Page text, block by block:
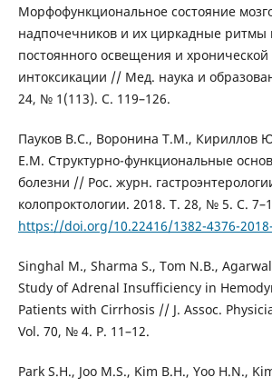
Морфофункциональное состояние
надпочечников и их циркадные ритмы
постоянного освещения и хронической
интоксикации // Мед. наука и
24, № 1(113). С. 119–126.
Пауков В.С., Воронина Т.М., Кириллов
Е.М. Структурно-функциональные
болезни // Рос. журн.
колопроктологии. 2018. Т. 28, № 5. С.
https://doi.org/10.22416/1382-4376-
Singhal M., Sharma S., Tom N.B.,
Study of Adrenal Insufficiency in
Patients with Cirrhosis // J. Assoc.
Vol. 70, № 4. Р. 11–12.
Park S.H., Joo M.S., Kim B.H., Yoo H.N.,